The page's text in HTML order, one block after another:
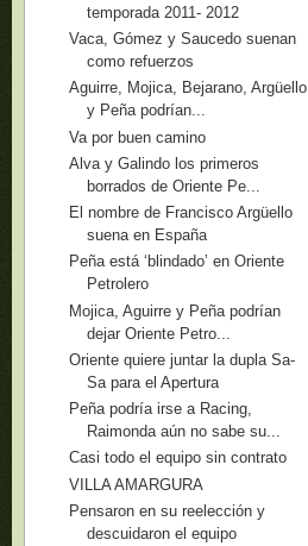
temporada 2011- 2012
Vaca, Gómez y Saucedo suenan
como refuerzos
Aguirre, Mojica, Bejarano, Argüello
y Peña podrían...
Va por buen camino
Alva y Galindo los primeros
borrados de Oriente Pe...
El nombre de Francisco Argüello
suena en España
Peña está ‘blindado’ en Oriente
Petrolero
Mojica, Aguirre y Peña podrían
dejar Oriente Petro...
Oriente quiere juntar la dupla Sa-
Sa para el Apertura
Peña podría irse a Racing,
Raimonda aún no sabe su...
Casi todo el equipo sin contrato
VILLA AMARGURA
Pensaron en su reelección y
descuidaron el equipo